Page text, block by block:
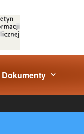
Dokumenty